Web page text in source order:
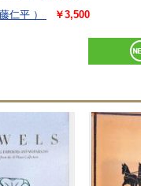
仁平 ） ￥3,500